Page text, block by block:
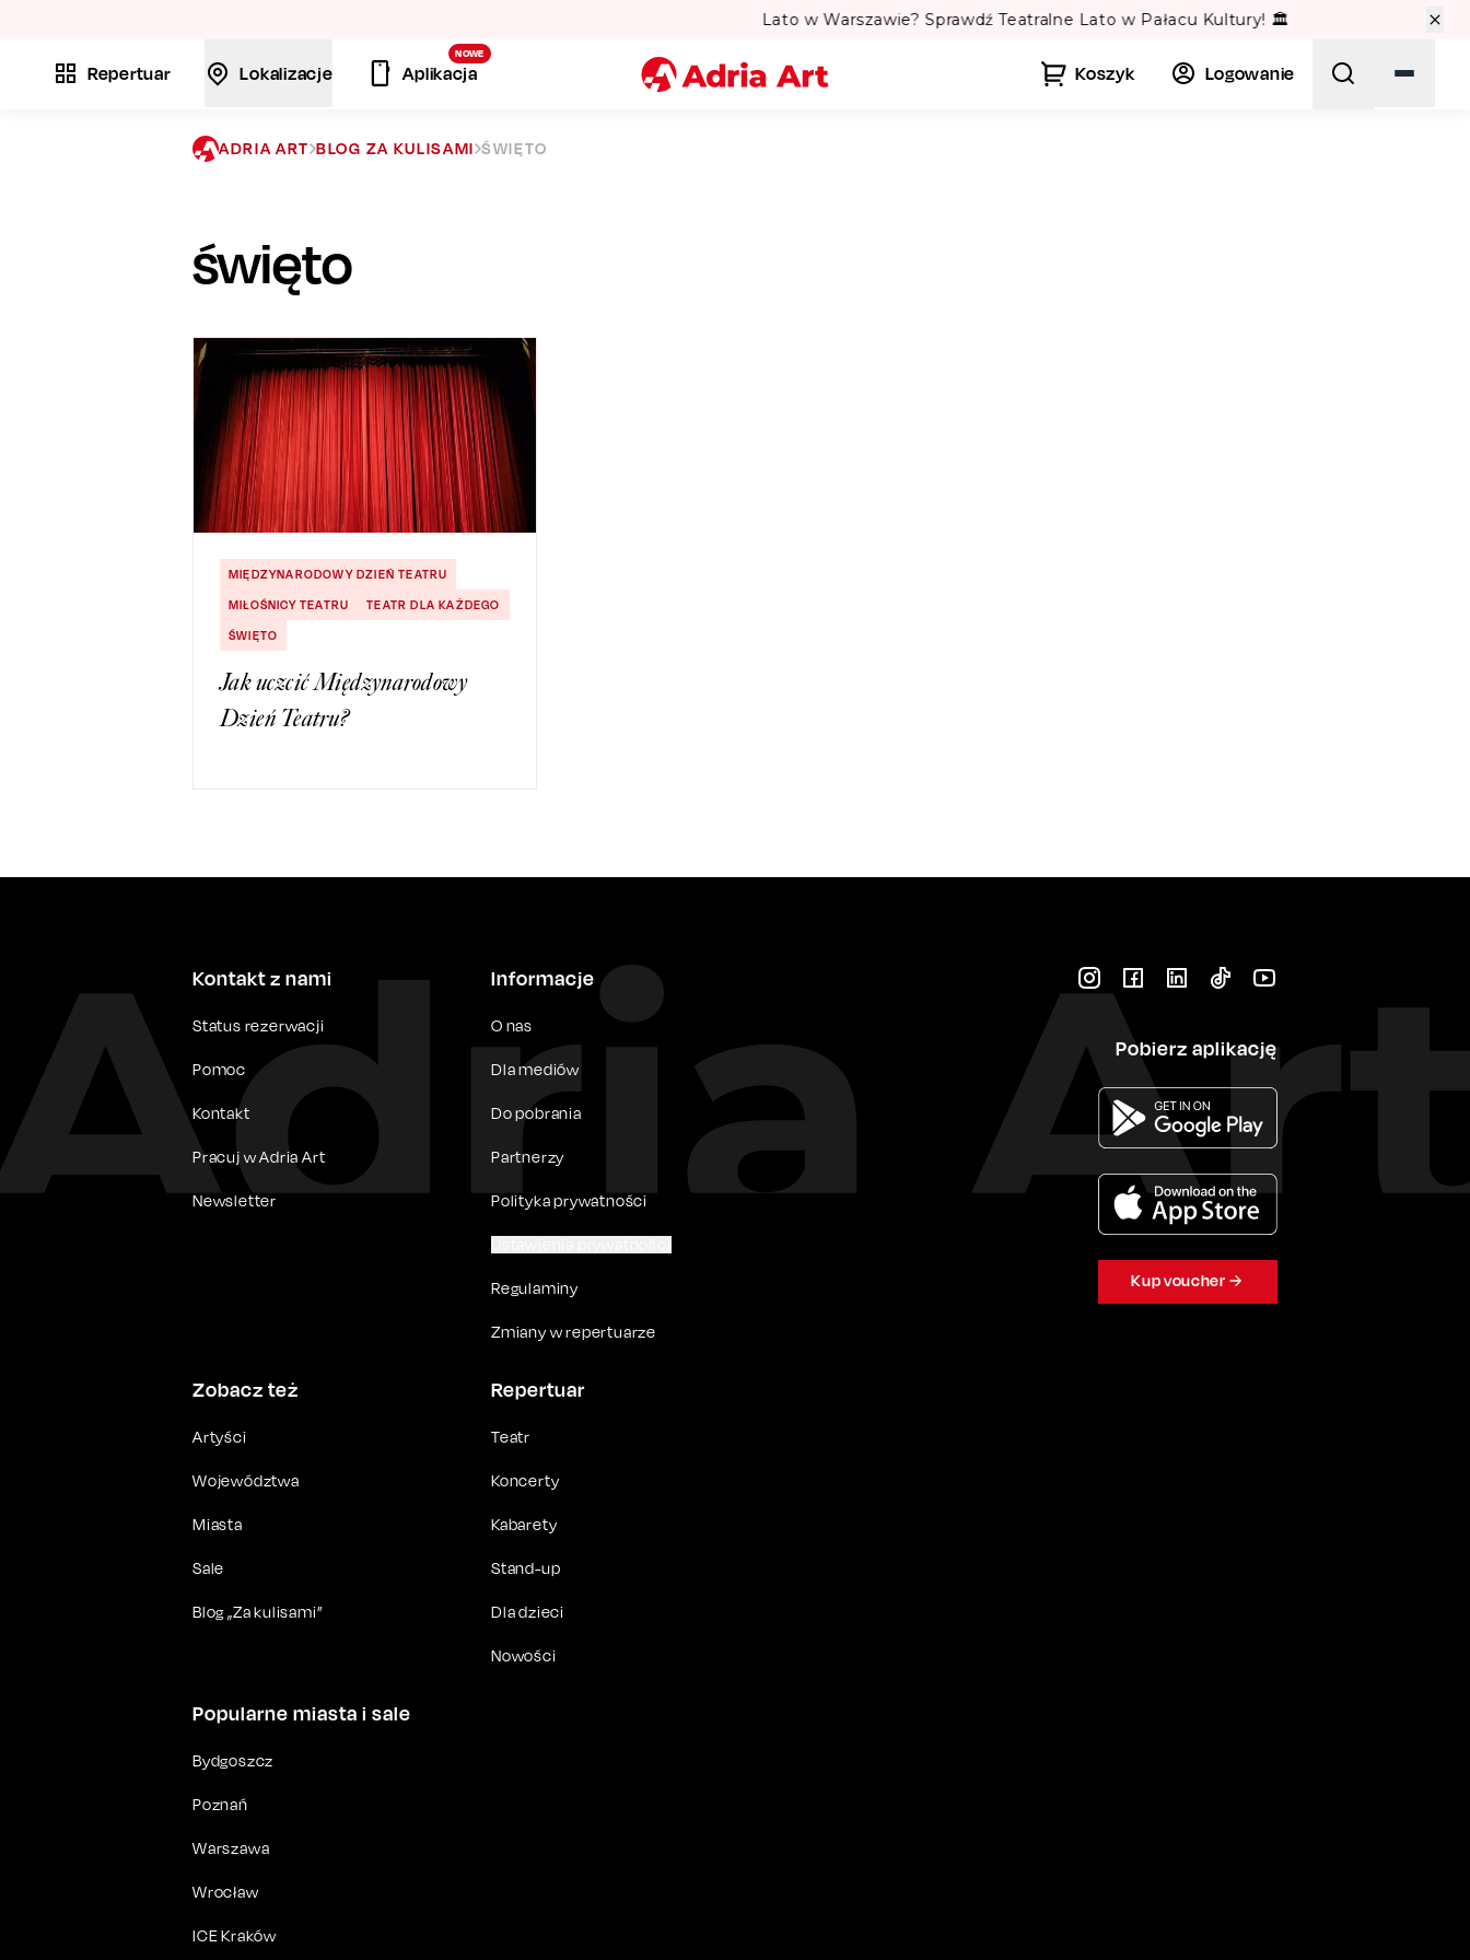
Lato w Warszawie? Sprawdź Teatralne Lato w Pałacu Kultury! 🏛️
Repertuar Lokalizacje
NOWE
Aplikacja Koszyk Logowanie
ADRIA ART BLOG ZA KULISAMI ŚWIĘTO
święto
MIĘDZYNARODOWY DZIEŃ TEATRU
MIŁOŚNICY TEATRU
TEATR DLA KAŻDEGO
ŚWIĘTO
Jak uczcić Międzynarodowy
Dzień Teatru?
Kontakt z nami
Status rezerwacji
Pomoc
Kontakt
Pracuj w Adria Art
Newsletter
Informacje
O nas
Dla mediów
Do pobrania
Partnerzy
Polityka prywatności
Regulaminy
Zmiany w repertuarze
Zobacz też
Artyści
Województwa
Miasta
Sale
Blog „Za kulisami”
Repertuar
Teatr
Koncerty
Kabarety
Stand-up
Dla dzieci
Nowości
Popularne miasta i sale
Bydgoszcz
Poznań
Warszawa
Wrocław
ICE Kraków
Pobierz aplikację
Kup voucher